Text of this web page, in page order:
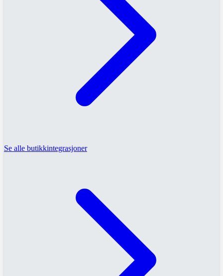
Se alle butikkintegrasjoner